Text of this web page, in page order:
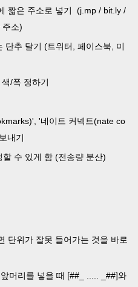
짧은 주소로 넣기 (j.mp / bit.ly /
주소)
단추 달기 (트위터, 페이스북, 미
/폭 정하기
'네이트 커넥트(nate co
내기
수 있게 함 (전송량 분산)
단위가 잘못 들어가는 것을 바로
머리를 넣을 때 [##_ ..... _##]와